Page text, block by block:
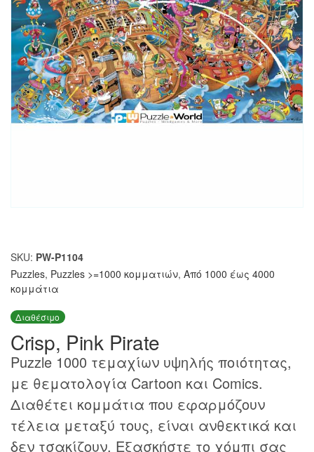
SKU: PW-P1104
Puzzles, Puzzles >=1000 κομματιών, Από 1000 έως 4000
κομμάτια
Διαθέσιμο
Crisp, Pink Pirate
Puzzle 1000 τεμαχίων υψηλής ποιότητας,
με θεματολογία Cartoon και Comics.
Διαθέτει κομμάτια που εφαρμόζουν
τέλεια μεταξύ τους, είναι ανθεκτικά και
δεν τσακίζουν. Εξασκήστε το χόμπι σας